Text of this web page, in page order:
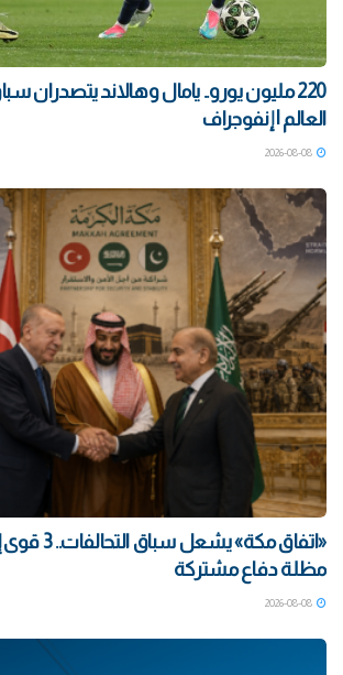
220 مليون يورو.. يامال وهالاند يتصدران
العالم | إنفوجراف
«اتفاق مكة»
مظلة دفاع مشتركة